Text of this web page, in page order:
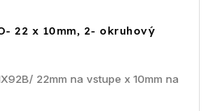
22 x 10mm, 2- okruhový
22mm na vstupe x 10mm na